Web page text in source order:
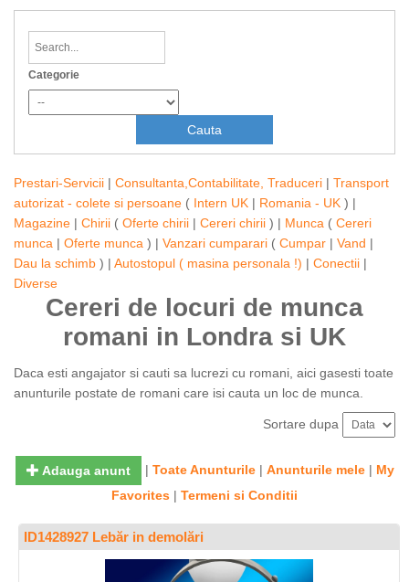
Categorie
Prestari-Servicii | Consultanta,Contabilitate, Traduceri | Transport
autorizat - colete si persoane ( Intern UK | Romania - UK ) |
Magazine | Chirii ( Oferte chirii | Cereri chirii ) | Munca ( Cereri
munca | Oferte munca ) | Vanzari cumparari ( Cumpar | Vand |
Dau la schimb ) | Autostopul ( masina personala !) | Conectii |
Diverse
Cereri de locuri de munca
romani in Londra si UK
Daca esti angajator si cauti sa lucrezi cu romani, aici gasesti toate
anunturile postate de romani care isi cauta un loc de munca.
Sortare dupa
Adauga anunt | Toate Anunturile| Anunturile mele| My
Favorites | Termeni si Conditii
ID1428927 Lebăr in demolări